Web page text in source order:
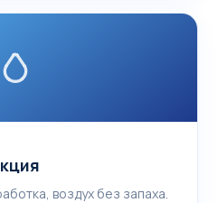
воздух без запаха.